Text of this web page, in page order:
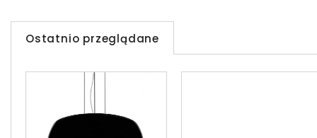
Ostatnio przeglądane